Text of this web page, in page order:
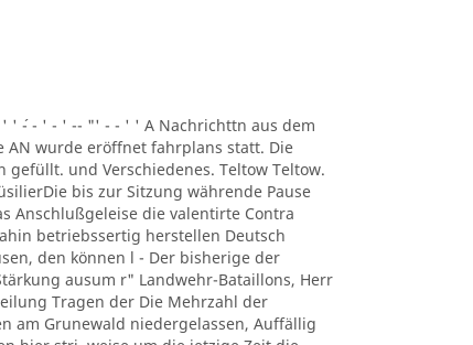
' ´- - ' - ' -- "' - - ' ' A Nachrichttn aus dem
AN wurde eröffnet fahrplans statt. Die
gefüllt. und Verschiedenes. Teltow Teltow.
bis zur Sitzung währende Pause
Anschlußgeleise die valentirte Contra
betriebssertig herstellen Deutsch
den können l - Der bisherige der
ausum r" Landwehr-Bataillons, Herr
Tragen der Die Mehrzahl der
am Grunewald niedergelassen, Auffällig